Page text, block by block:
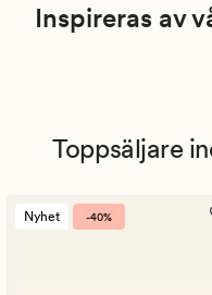
Inspireras av
Toppsäljare
Nyhet -40%